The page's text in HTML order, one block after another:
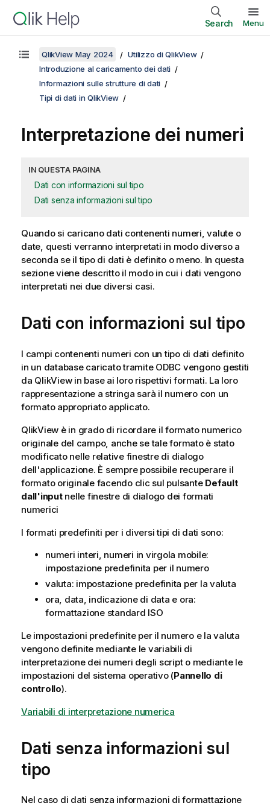
Search Menu
QlikView May 2024
Utilizzo di QlikView
Introduzione al caricamento dei dati
Informazioni sulle strutture di dati
Tipi di dati in QlikView
Interpretazione dei numeri
IN QUESTA PAGINA
Dati con informazioni sul tipo
Dati senza informazioni sul tipo
Quando si caricano dati contenenti numeri, valute o
date, questi verranno interpretati in modo diverso a
seconda se il tipo di dati è definito o meno. In questa
sezione viene descritto il modo in cui i dati vengono
interpretati nei due diversi casi.
Dati con informazioni sul tipo
I campi contenenti numeri con un tipo di dati definito
in un database caricato tramite ODBC vengono gestiti
da QlikViewin base ai loro rispettivi formati. La loro
rappresentazione a stringa sarà il numero con un
formato appropriato applicato.
QlikView è in grado di ricordare il formato numerico
originale del campo, anche se tale formato è stato
modificato nelle relative finestre di dialogo
dell'applicazione. È sempre possibile recuperare il
formato originale facendo clic sul pulsante Default
dall'inputnelle finestre di dialogo dei formati
numerici
I formati predefiniti per i diversi tipi di dati sono:
numeri interi, numeri in virgola mobile:
impostazione predefinita per il numero
valuta: impostazione predefinita per la valuta
ora, data, indicazione di data e ora:
formattazione standard ISO
Le impostazioni predefinite per il numero e la valuta
vengono definite mediante le variabili di
interpretazione dei numeri degli script o mediante le
impostazioni del sistema operativo (Pannello di
controllo).
Variabili di interpretazione numerica
Dati senza informazioni sul
tipo
Nel caso di dati senza informazioni di formattazione